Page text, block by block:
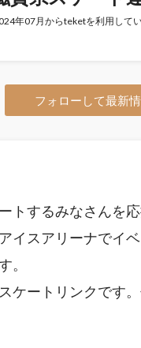
年07月からteketを利用して
フォローして最新
トするみなさんを応
イスアリーナでイ
。
ケートリンクです